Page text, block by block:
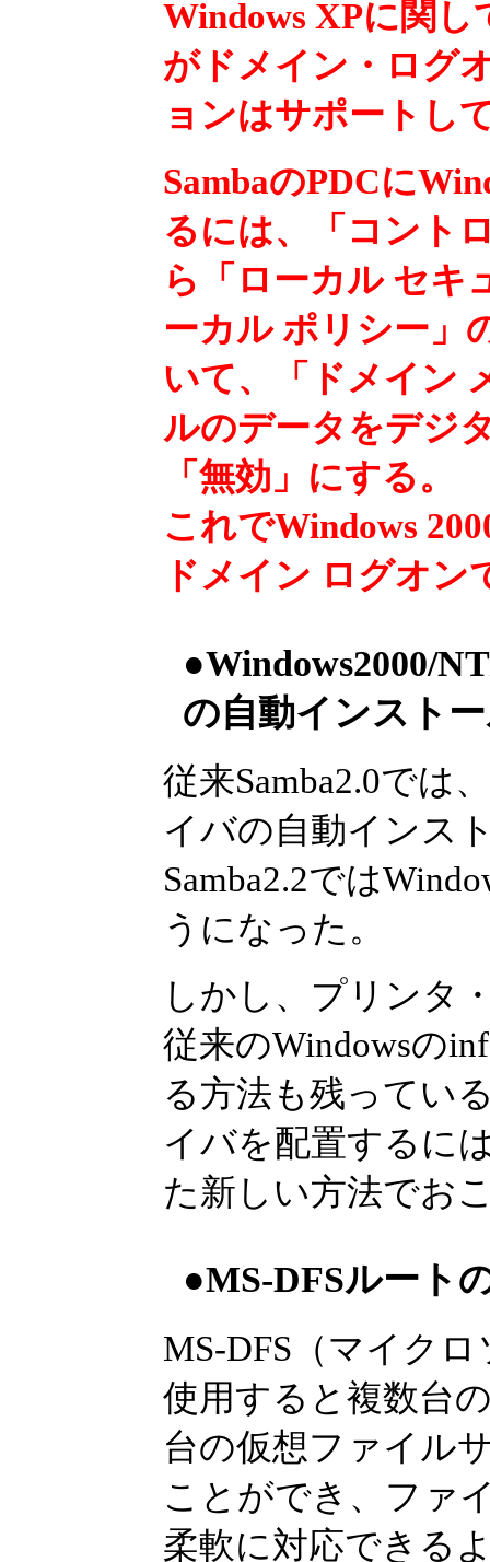
Windows XPに関
がドメイン・ログ
ョンはサポートし
SambaのPDCに
るには、「コント
ら「ローカル セキ
ーカル ポリシー」
いて、「ドメイン
ルのデータをデジ
「無効」にする。
これでWindows
ドメイン ログオン
●Windows2000/
の自動インスト
従来Samba2.0では
イバの自動インス
Samba2.2では
うになった。
しかし、プリンタ
従来のWindowsの
る方法も残ってい
イバを配置するに
た新しい方法でお
●MS-DFSルート
MS-DFS（マイク
使用すると複数台
台の仮想ファイル
ことができ、ファ
柔軟に対応できる